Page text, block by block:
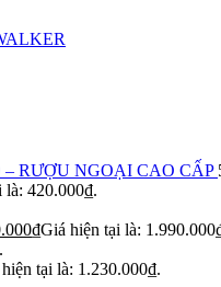
RƯỢU NGOẠI CAO CẤP
là: 420.000₫.
₫Giá hiện tại là:
tại là: 1.230.000₫.